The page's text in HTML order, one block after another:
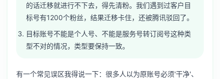
的话迁移就进行不下去，得先清粉。我们遇到过客户目
标号有1200个粉丝，结果迁移卡住，还被腾讯驳回了。
目标账号不能是个人号、不能是服务号转订阅号这种类
型不对的情况，类型要保持一致。
有一个常见误区我得说一下：很多人以为原账号必须'干净'、